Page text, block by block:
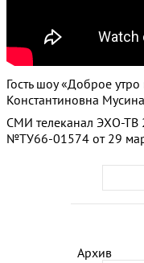
Архив
Гость шоу «Доброе
Константиновна
СМИ телеканал ЭХО-ТВ
№ТУ66-01574 от 29